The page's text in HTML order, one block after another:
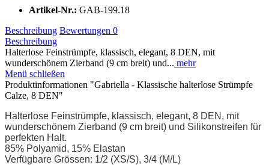
Artikel-Nr.: GAB-199.18
Beschreibung Bewertungen 0
Beschreibung
Halterlose Feinstrümpfe, klassisch, elegant, 8 DEN, mit
wunderschönem Zierband (9 cm breit) und... mehr
Menü schließen
Produktinformationen "Gabriella - Klassische halterlose Strümpfe
Calze, 8 DEN"
Halterlose Feinstrümpfe, klassisch, elegant, 8 DEN, mit
wunderschönem Zierband (9 cm breit) und Silikonstreifen für
perfekten Halt.
85% Polyamid, 15% Elastan
Verfügbare Grössen: 1/2 (XS/S), 3/4 (M/L)